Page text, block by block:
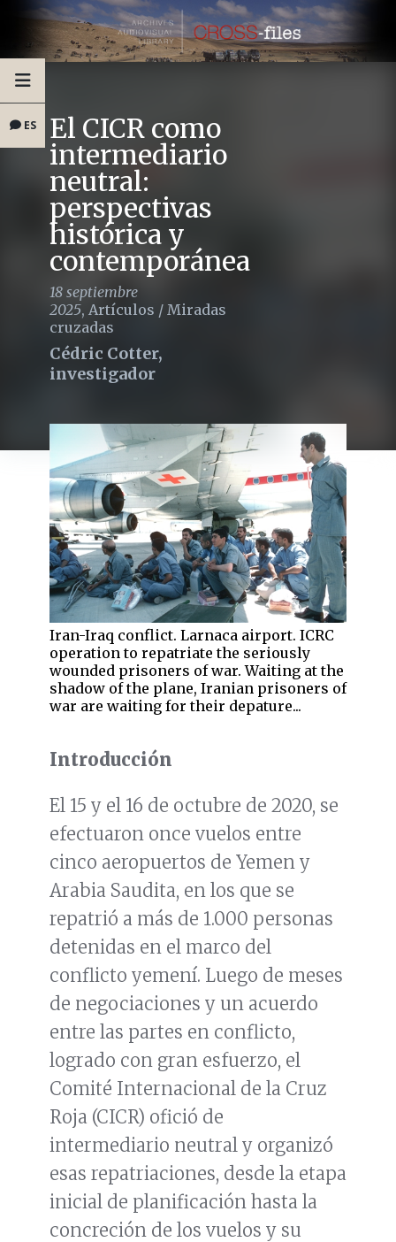
ES El CICR como
intermediario
neutral:
perspectivas
histórica y
contemporánea
18 septiembre
2025, Artículos / Miradas
cruzadas
Cédric Cotter,
investigador
Iran-Iraq conflict. Larnaca airport. ICRC
operation to repatriate the seriously
wounded prisoners of war. Waiting at the
shadow of the plane, Iranian prisoners of
war are waiting for their depature...
Introducción
El 15 y el 16 de octubre de 2020, se
efectuaron once vuelos entre
cinco aeropuertos de Yemen y
Arabia Saudita, en los que se
repatrió a más de 1.000 personas
detenidas en el marco del
conflicto yemení. Luego de meses
de negociaciones y un acuerdo
entre las partes en conflicto,
logrado con gran esfuerzo, el
Comité Internacional de la Cruz
Roja (CICR) ofició de
intermediario neutral y organizó
esas repatriaciones, desde la etapa
inicial de planificación hasta la
concreción de los vuelos y su